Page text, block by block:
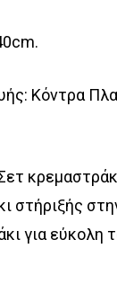
Κόντρα
στήριξής
για εύκολη